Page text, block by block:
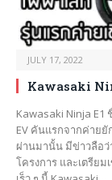
JULY 17, 2022
Kawasaki
Kawasaki Ninja
EV คันแรกจากค่าย
ผ่านมานั้น มีข่าวลือว่
โครงการ และเตรีย